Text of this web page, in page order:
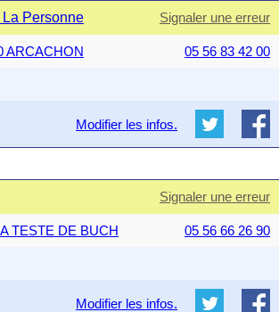
Personne Signaler une erreur
ARCACHON 05 56 83 42 00
Modifier les infos.
Signaler une erreur
TESTE DE BUCH 05 56 66 26 90
Modifier les infos.